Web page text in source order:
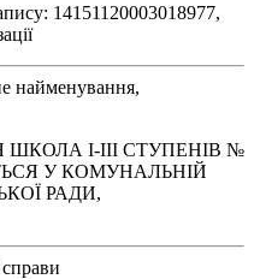
14151120003018977,
найменування,
І-ІІІ СТУПЕНІВ №
У КОМУНАЛЬНІЙ
РАДИ,